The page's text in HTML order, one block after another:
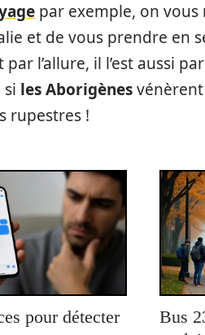
par exemple, on
et de vous prendre en
l’allure, il l’est aussi
si les Aborigènesvénèrent
rupestres !
pour détecter
Bus